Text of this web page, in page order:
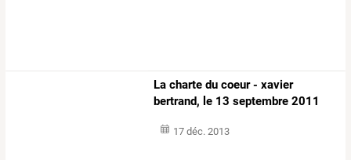
La charte du coeur - xavier
bertrand, le 13 septembre 2011
17 déc. 2013